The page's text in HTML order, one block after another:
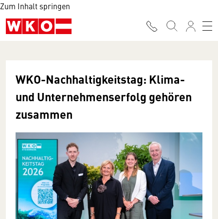
Zum Inhalt springen
WKO-Nachhaltigkeitstag: Klima-
und Unternehmenserfolg gehören
zusammen